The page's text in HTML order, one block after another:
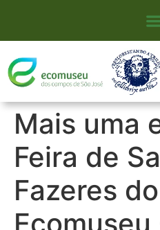
Mais uma
Feira de
Fazeres do
Ecomuseu